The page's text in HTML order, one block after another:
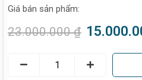
Giá bán sản phẩm:
23.000.000₫